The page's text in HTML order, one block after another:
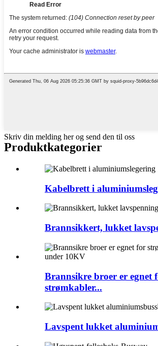
Skriv din melding her og send den til oss
Produktkategorier
Kabelbrett i
Brannsikkert, lukket
Brannsikre broer er egnet
strømkabler...
Lavspent lukket